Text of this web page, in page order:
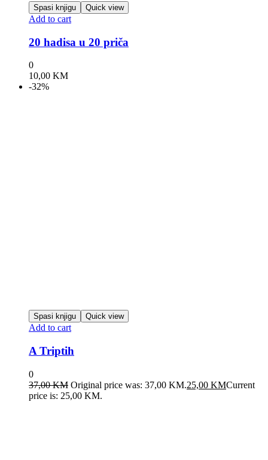
Spasi knjigu Quick view
Add to cart
20 hadisa u 20 priča
0
10,00 KM
-32%
Spasi knjigu Quick view
Add to cart
A Triptih
0
37,00KM Original price was: 37,00 KM.25,00 KMCurrent
price is: 25,00 KM.